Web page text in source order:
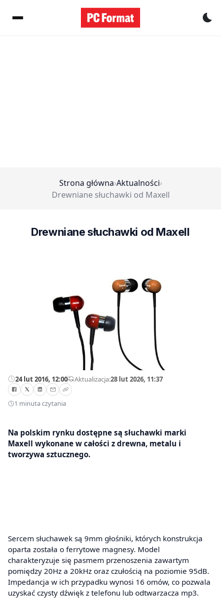
Strona główna›Aktualności›
Drewniane słuchawki od Maxell
Drewniane słuchawki od Maxell
24 lut 2016, 12:00—Aktualizacja:28 lut 2026, 11:37
1 minuta czytania
Na polskim rynku dostępne są słuchawki marki
Maxell wykonane w całości z drewna, metalu i
tworzywa sztucznego.
Sercem słuchawek są 9mm głośniki, których konstrukcja
oparta została o ferrytowe magnesy. Model
charakteryzuje się pasmem przenoszenia zawartym
pomiędzy 20Hz a 20kHz oraz czułością na poziomie 95dB.
Impedancja w ich przypadku wynosi 16 omów, co pozwala
uzyskać czysty dźwięk z telefonu lub odtwarzacza mp3.